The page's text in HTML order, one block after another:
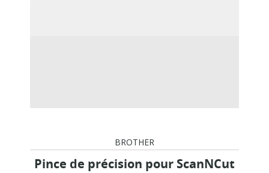
BROTHER
Pince de précision pour ScanNCut